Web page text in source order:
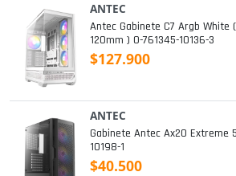
ANTEC
Antec Gabinete C7 Argb White
120mm ) 0-761345-10136-3
$127.900
ANTEC
Gabinete Antec Ax20 Extreme
10198-1
$40.500